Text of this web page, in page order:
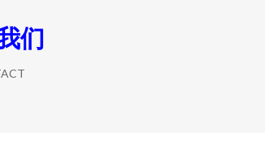
们